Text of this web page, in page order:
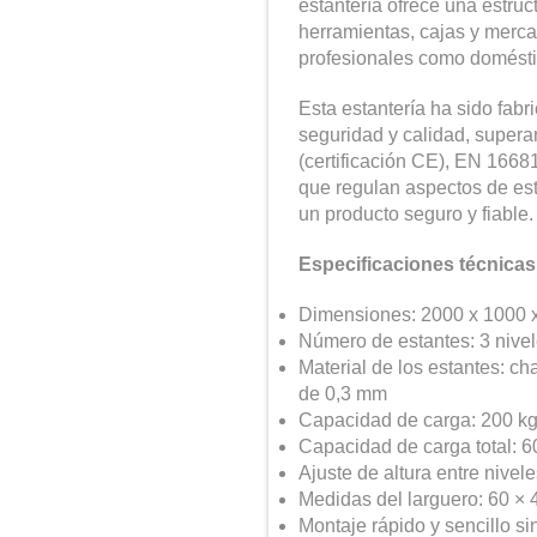
estantería ofrece una
herramientas, cajas y
profesionales como
Esta estantería ha sido
seguridad y calidad,
(certificación CE), EN
que regulan aspectos de
un producto seguro y fiable.
Especificaciones
Dimensiones: 2000 x 1000
Número de estantes: 3
Material de los estantes:
de 0,3 mm
Capacidad de carga: 200
Capacidad de carga total:
Ajuste de altura entre
Medidas del larguero: 60 ×
Montaje rápido y sencillo